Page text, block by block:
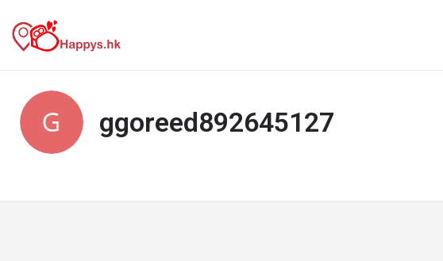
ggoreed892645127